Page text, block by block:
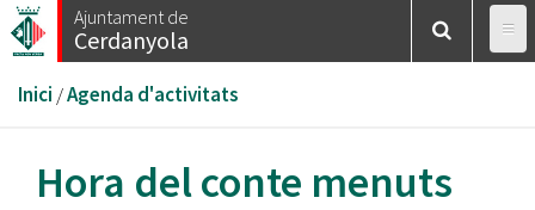
Vés
al
Ajuntament de
Cerdanyola
Esteu
aquí
Inici /Agenda d'activitats
Hora del conte menuts